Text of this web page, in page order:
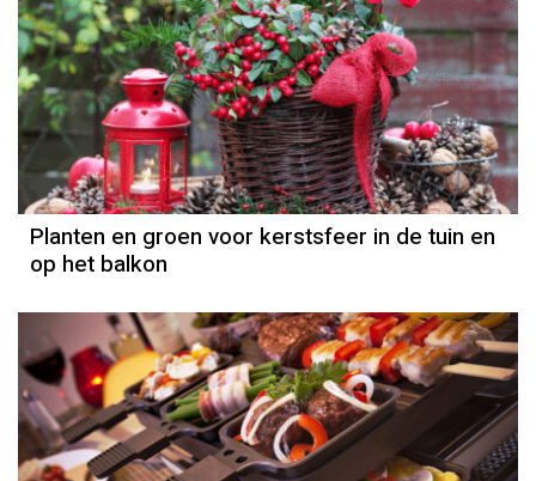
Planten en groen voor kerstsfeer in de tuin en
op het balkon